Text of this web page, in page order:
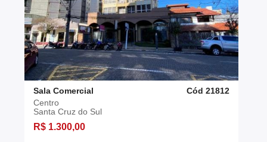
Sala Comercial
Cód 21812
Centro
Santa Cruz do Sul
R$ 1.300,00